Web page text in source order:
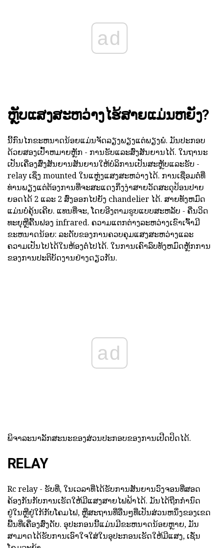
ad
ຫຼັບແສງສະຫວ່າງໄຮ້ສາຍແມ່ນຫຍັງ?
ນີ້ກົນໄກຂະຫນາດນ້ອຍແມ່ນຈັດລຽງພຽງແຕ່ພຽງພໍ. ມັນປະກອບ
ດ້ວຍສອງເປົ້າຫມາຍຫຼັກ - ການຮັບແລະສົ່ງສັນຍານໄດ້. ໃນຖານະ
ເປັນເຄື່ອງສົ່ງສັນຍານສັນຍານໃຫ້ບໍລິການເປັນສະຫຼັບແລະຮັບ -
relay ເຊິ່ງ mounted ໃນແຫຼ່ງແສງສະຫວ່າງໄດ້. ການເຊື່ອມຕໍ່ທີ່
ທ່ານພຽງແຕ່ຕ້ອງການທີ່ຈະສະແດງກິ່ງງ່າສາຍວັດສະດຸປ້ອນປາຍ
ຍອດໄດ້ 2 ແລະ 2 ສົ່ງອອກໄປຍັງ chandelier ໄດ້. ສາຍທັງຫມົດ
ແມ່ນບໍ່ຄຸ້ນເຄີຍ. ແທນທີ່ຈະ, ໂດຍອີງຕາມຮູບແບບສະຫລັບ - ຄື່ນວິດ
ທະຍຸຫຼືຄື້ນຟອງ infrared. ຄວາມແຕກຕ່າງລະຫວ່າງເຂົາເຈົ້າມີ
ຂະຫນາດນ້ອຍ: ລະດັບຂອງການຄວບຄຸມແສງສະຫວ່າງແລະ
ຄວາມເປັນໄປໄດ້ໃນຫ້ອງຕໍ່ໄປໄດ້. ໃນການເຄົາລົບທັງຫມົດຫຼັກການ
ຂອງການປະຕິບັດງານຢ່າງດຽວກັນ.
ad
ພິຈາລະນາລັກສະນະຂອງສ່ວນປະກອບຂອງການເປີດປິດໄດ້.
RELAY
Rc relay - ຮັບທີ່, ໃນເວລາທີ່ໄດ້ຮັບການສັນຍານວົງຈອນທີ່ສອດ
ຄ້ອງກັນກັບການເຮັດໃຫ້ມີແສງສາຍໄຟຟ້າໄດ້. ມັນໄດ້ຖືກກໍານົດ
ຢູ່ໃນຫຼືຢູ່ໃກ້ກັບໂຄມໄຟ, ຫຼືສະຖານທີ່ອື່ນໆທີ່ເປັນສ່ວນຫນຶ່ງຂອງເຂດ
ພື້ນທີ່ເຄື່ອງສົ່ງດັບ. ອຸປະກອນນີ້ແມ່ນມີຂະຫນາດນ້ອຍຫຼາຍ, ມັນ
ສາມາດໄດ້ຮັບການເອົາໃຈໃສ່ໃນອຸປະກອນເຮັດໃຫ້ມີແສງ, ເຊັ່ນ